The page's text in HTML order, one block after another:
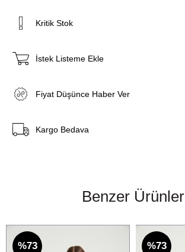
Kritik Stok
İstek Listeme Ekle
Fiyat Düşünce Haber Ver
Kargo Bedava
Benzer Ürünler
%73 %73